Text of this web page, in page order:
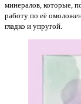
минералов, которые,
работу по её
гладко и упругой.